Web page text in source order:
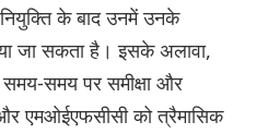
नियुक्ति के बाद उनमें उनके
जा सकता है। इसके अलावा,
समय पर समीक्षा और
एमओईएफसीसी को त्रैमासिक